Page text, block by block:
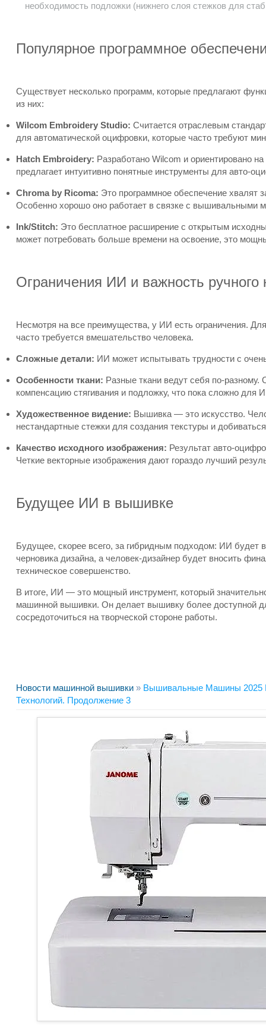
необходимость подложки (нижнего слоя стежков для
Популярное программное
Существует несколько программ, которые предлагают
из них:
Wilcom Embroidery Studio: Считается отраслевым
для автоматической оцифровки, которые часто требуют
Hatch Embroidery: Разработано Wilcom и ориентировано
предлагает интуитивно понятные инструменты для авто-
Chroma by Ricoma: Это программное обеспечение
Особенно хорошо оно работает в связке с вышивальными
Ink/Stitch: Это бесплатное расширение с открытым
может потребовать больше времени на освоение, это
Ограничения ИИ и важность ручного
Несмотря на все преимущества, у ИИ есть ограничения.
часто требуется вмешательство человека.
Сложные детали: ИИ может испытывать трудности с
Особенности ткани: Разные ткани ведут себя по-
компенсацию стягивания и подложку, что пока сложно для
Художественное видение: Вышивка — это искусство.
нестандартные стежки для создания текстуры и
Качество исходного изображения: Результат авто-
Четкие векторные изображения дают гораздо лучший
Будущее ИИ в вышивке
Будущее, скорее всего, за гибридным подходом: ИИ будет
черновика дизайна, а человек-дизайнер будет вносить
техническое совершенство.
В итоге, ИИ — это мощный инструмент, который
машинной вышивки. Он делает вышивку более доступной
сосредоточиться на творческой стороне работы.
Новости машинной вышивки » Вышивальные Машины 2025
Технологий. Продолжение 3